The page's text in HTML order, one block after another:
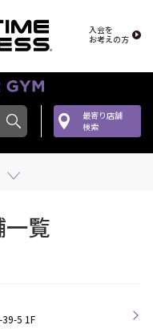
入会を
お考えの方
最寄り店舗
検索
覧
5 1F